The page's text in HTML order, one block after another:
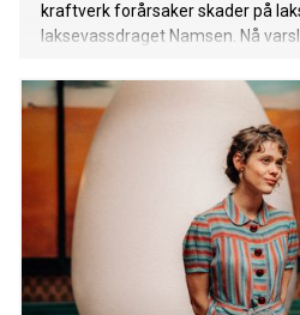
kraftverk forårsaker skader på
laksevassdraget Namsen. Nå